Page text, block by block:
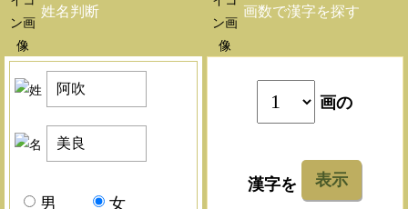
姓名判断
男 女
画数で漢字を探す
画の
漢字を 表示